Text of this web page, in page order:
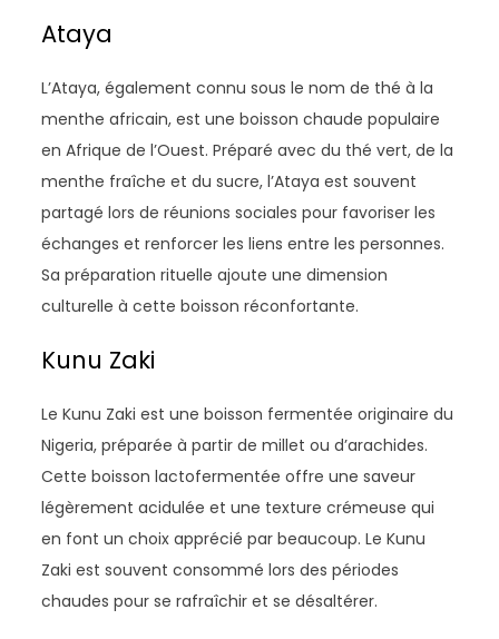
Ataya
L’Ataya, également connu sous le nom de thé à la
menthe africain, est une boisson chaude populaire
en Afrique de l’Ouest. Préparé avec du thé vert, de la
menthe fraîche et du sucre, l’Ataya est souvent
partagé lors de réunions sociales pour favoriser les
échanges et renforcer les liens entre les personnes.
Sa préparation rituelle ajoute une dimension
culturelle à cette boisson réconfortante.
Kunu Zaki
Le Kunu Zaki est une boisson fermentée originaire du
Nigeria, préparée à partir de millet ou d’arachides.
Cette boisson lactofermentée offre une saveur
légèrement acidulée et une texture crémeuse qui
en font un choix apprécié par beaucoup. Le Kunu
Zaki est souvent consommé lors des périodes
chaudes pour se rafraîchir et se désaltérer.